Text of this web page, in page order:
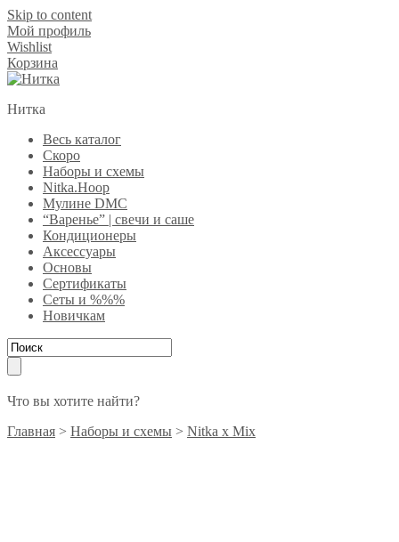
Skip to content
Мой профиль
Wishlist
Корзина
Нитка
Весь каталог
Скоро
Наборы и схемы
Nitka.Hoop
Мулине DMC
“Варенье” | свечи и саше
Кондиционеры
Аксессуары
Основы
Сертификаты
Сеты и %%%
Новичкам
Что вы хотите найти?
Главная > Наборы и схемы > Nitka x Mix